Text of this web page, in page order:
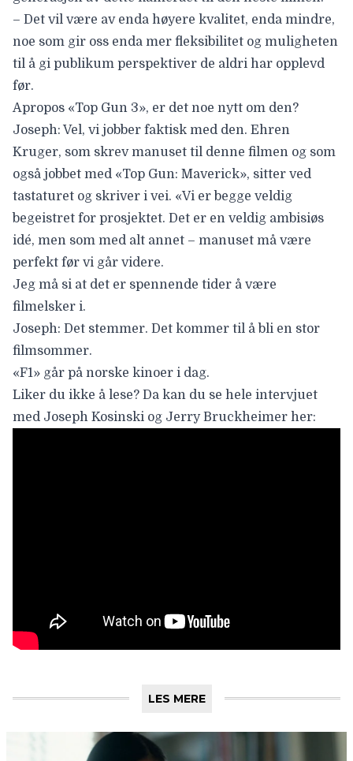
– Det vil være av enda høyere kvalitet, enda mindre,
noe som gir oss enda mer fleksibilitet og muligheten
til å gi publikum perspektiver de aldri har opplevd
før.
Apropos «Top Gun 3», er det noe nytt om den?
Joseph: Vel, vi jobber faktisk med den. Ehren
Kruger, som skrev manuset til denne filmen og som
også jobbet med «Top Gun: Maverick», sitter ved
tastaturet og skriver i vei. «Vi er begge veldig
begeistret for prosjektet. Det er en veldig ambisiøs
idé, men som med alt annet – manuset må være
perfekt før vi går videre.
Jeg må si at det er spennende tider å være
filmelsker i.
Joseph: Det stemmer. Det kommer til å bli en stor
filmsommer.
«F1» går på norske kinoer i dag.
Liker du ikke å lese? Da kan du se hele intervjuet
med Joseph Kosinski og Jerry Bruckheimer her:
LES MERE